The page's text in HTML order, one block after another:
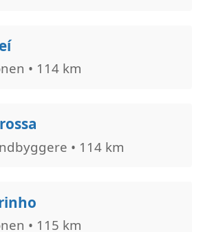
• 114 km
• 114 km
• 115 km